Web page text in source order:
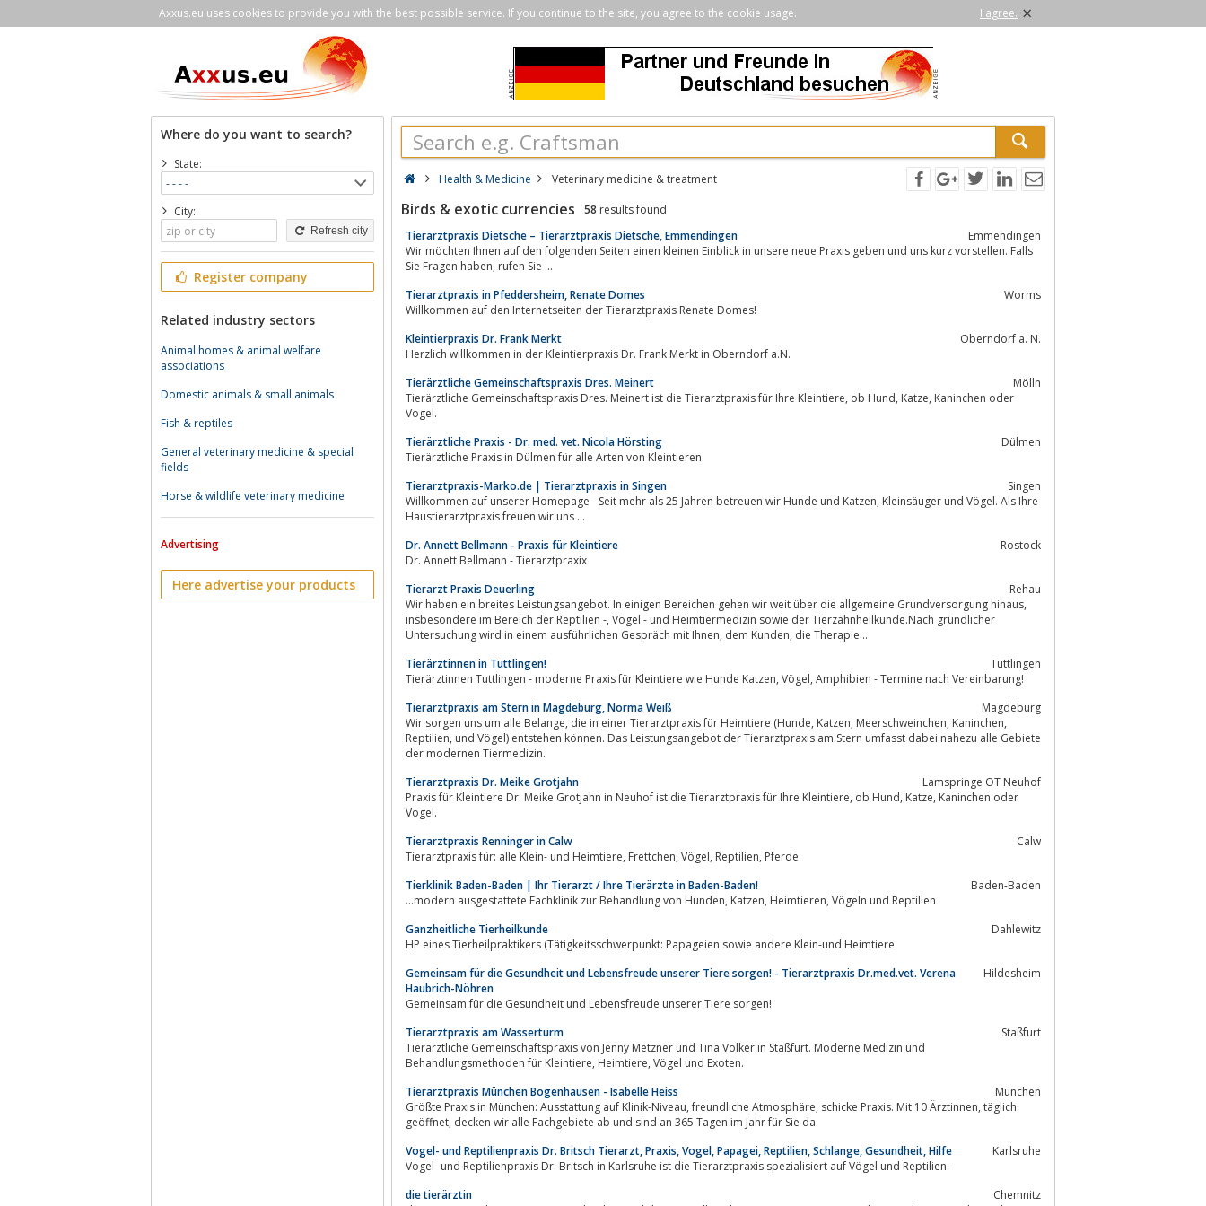
Axxus.eu uses cookies to provide you with the best possible service. If you continue to the site, you agree to the cookie usage. I agree. ×
Where do you want to search?
State:
City:
Refresh city
Register company
Related industry sectors
Animal homes & animal welfare
associations
Domestic animals & small animals
Fish & reptiles
General veterinary medicine & special
fields
Horse & wildlife veterinary medicine
Advertising
Here advertise your products
Health & Medicine Veterinary medicine & treatment
Birds & exotic currencies 58 results found
Tierarztpraxis Dietsche – Tierarztpraxis Dietsche, Emmendingen
Emmendingen
Wir möchten Ihnen auf den folgenden Seiten einen kleinen Einblick in unsere neue Praxis geben und uns kurz vorstellen. Falls
Sie Fragen haben, rufen Sie ...
Tierarztpraxis in Pfeddersheim, Renate Domes
Worms
Willkommen auf den Internetseiten der Tierarztpraxis Renate Domes!
Kleintierpraxis Dr. Frank Merkt
Oberndorf a. N.
Herzlich willkommen in der Kleintierpraxis Dr. Frank Merkt in Oberndorf a.N.
Tierärztliche Gemeinschaftspraxis Dres. Meinert
Mölln
Tierärztliche Gemeinschaftspraxis Dres. Meinert ist die Tierarztpraxis für Ihre Kleintiere, ob Hund, Katze, Kaninchen oder
Vogel.
Tierärztliche Praxis - Dr. med. vet. Nicola Hörsting
Dülmen
Tierärztliche Praxis in Dülmen für alle Arten von Kleintieren.
Tierarztpraxis-Marko.de | Tierarztpraxis in Singen
Singen
Willkommen auf unserer Homepage - Seit mehr als 25 Jahren betreuen wir Hunde und Katzen, Kleinsäuger und Vögel. Als Ihre
Haustierarztpraxis freuen wir uns ...
Dr. Annett Bellmann - Praxis für Kleintiere
Rostock
Dr. Annett Bellmann - Tierarztpraxix
Tierarzt Praxis Deuerling
Rehau
Wir haben ein breites Leistungsangebot. In einigen Bereichen gehen wir weit über die allgemeine Grundversorgung hinaus,
insbesondere im Bereich der Reptilien -, Vogel - und Heimtiermedizin sowie der Tierzahnheilkunde.Nach gründlicher
Untersuchung wird in einem ausführlichen Gespräch mit Ihnen, dem Kunden, die Therapie...
Tierärztinnen in Tuttlingen!
Tuttlingen
Tierärztinnen Tuttlingen - moderne Praxis für Kleintiere wie Hunde Katzen, Vögel, Amphibien - Termine nach Vereinbarung!
Tierarztpraxis am Stern in Magdeburg, Norma Weiß
Magdeburg
Wir sorgen uns um alle Belange, die in einer Tierarztpraxis für Heimtiere (Hunde, Katzen, Meerschweinchen, Kaninchen,
Reptilien, und Vögel) entstehen können. Das Leistungsangebot der Tierarztpraxis am Stern umfasst dabei nahezu alle Gebiete
der modernen Tiermedizin.
Tierarztpraxis Dr. Meike Grotjahn
Lamspringe OT Neuhof
Praxis für Kleintiere Dr. Meike Grotjahn in Neuhof ist die Tierarztpraxis für Ihre Kleintiere, ob Hund, Katze, Kaninchen oder
Vogel.
Tierarztpraxis Renninger in Calw
Calw
Tierarztpraxis für: alle Klein- und Heimtiere, Frettchen, Vögel, Reptilien, Pferde
Tierklinik Baden-Baden | Ihr Tierarzt / Ihre Tierärzte in Baden-Baden!
Baden-Baden
...modern ausgestattete Fachklinik zur Behandlung von Hunden, Katzen, Heimtieren, Vögeln und Reptilien
Ganzheitliche Tierheilkunde
Dahlewitz
HP eines Tierheilpraktikers (Tätigkeitsschwerpunkt: Papageien sowie andere Klein-und Heimtiere
Gemeinsam für die Gesundheit und Lebensfreude unserer Tiere sorgen! - Tierarztpraxis Dr.med.vet. Verena
Haubrich-Nöhren
Hildesheim
Gemeinsam für die Gesundheit und Lebensfreude unserer Tiere sorgen!
Tierarztpraxis am Wasserturm
Staßfurt
Tierärztliche Gemeinschaftspraxis von Jenny Metzner und Tina Völker in Staßfurt. Moderne Medizin und
Behandlungsmethoden für Kleintiere, Heimtiere, Vögel und Exoten.
Tierarztpraxis München Bogenhausen - Isabelle Heiss
München
Größte Praxis in München: Ausstattung auf Klinik-Niveau, freundliche Atmosphäre, schicke Praxis. Mit 10 Ärztinnen, täglich
geöffnet, decken wir alle Fachgebiete ab und sind an 365 Tagen im Jahr für Sie da.
Vogel- und Reptilienpraxis Dr. Britsch Tierarzt, Praxis, Vogel, Papagei, Reptilien, Schlange, Gesundheit, Hilfe
Karlsruhe
Vogel- und Reptilienpraxis Dr. Britsch in Karlsruhe ist die Tierarztpraxis spezialisiert auf Vögel und Reptilien.
die tierärztin
Chemnitz